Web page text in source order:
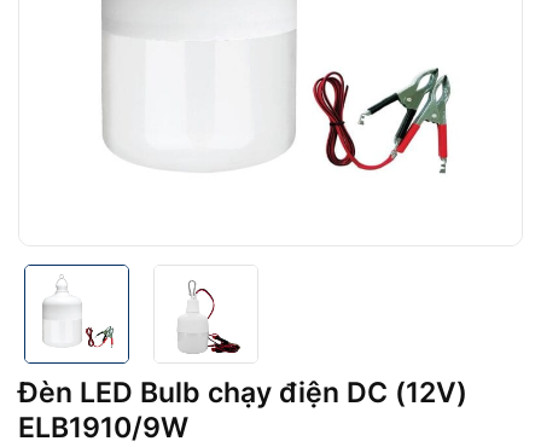
Đèn LED Bulb chạy điện DC (12V)
ELB1910/9W